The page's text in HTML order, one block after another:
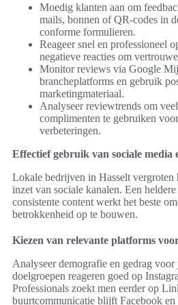
Moedig klanten aan om
mails, bonnen of QR-codes in
conforme formulieren.
Reageer snel en professioneel
negatieve reacties om
Monitor reviews via Google
brancheplatforms en gebruik
marketingmateriaal.
Analyseer reviewtrends om
complimenten te gebruiken
verbeteringen.
Effectief gebruik van sociale media
Lokale bedrijven in Hasselt vergroten
inzet van sociale kanalen. Een
consistente content werkt het beste
betrokkenheid op te bouwen.
Kiezen van relevante platforms
Analyseer demografie en gedrag voor
doelgroepen reageren goed op
Professionals zoekt men eerder op
buurtcommunicatie blijft Facebook